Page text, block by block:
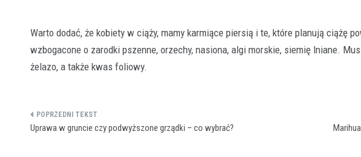
Warto dodać, że kobiety w ciąży, mamy karmiące piersią i te, które planują ciążę
wzbogacone o zarodki pszenne, orzechy, nasiona, algi morskie, siemię lniane.
żelazo, a także kwas foliowy.
Nawigacja
Uprawa w gruncie czy podwyższone grządki – co wybrać?